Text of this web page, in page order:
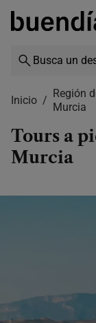
Skip
content
Inicio
Región
Murcia
Tours a
Murcia